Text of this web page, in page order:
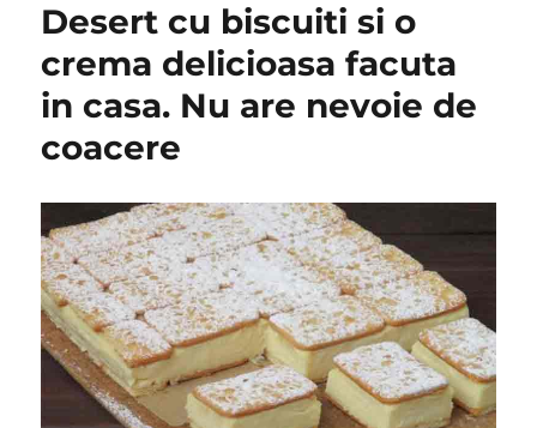
Desert cu biscuiti si o
crema delicioasa facuta
in casa. Nu are nevoie de
coacere